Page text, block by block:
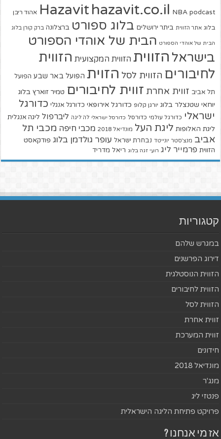
Hazavit hazavit.co.il NBA podcast אהוד ריבן
בלוג אתר הזווית ביתר ירושלים בלוג ספורט ברצלונה ברק קורן בלוג
הבית של אוהדי הספורט הבית של אוהדי הספורט
בישראל הזווית הזווית המקצועית הזווית
לחיבורים הזווית לסל הזוית הפועל באר שבע הפועל
תל אביב זווית אחרת זווית לחיבורים טמיר זוארץ בלוג
יוחאי שטנצלר בלוג יורגן קלופ כדורגל אירופאי כדורגל אנגלי כדורגל
ישראלי כדורגל עולמי כדורסל כדורסל ישראלי לה ליגה ליברפול ליגה אנגלית
ליגת האלופות ליגת העל מונדיאל 2018 מכבי חיפה מכבי תל
אביב מנצ'סטר יונייטד נבחרת ישראל עופר גולדמן בלוג פודקאסט
הזווית פרמייר ליג רועי זגה בלוג ריאל מדריד
קטגוריות
במגרש שלהם
דירוג הפרשנים
הזווית הנוסטלגית
הזווית לחיבורים
הזווית לסל
זווית אחרת
זווית המערכת
חידונים
מונדיאל 2018
מנג'ר
פנטזי ליג
פרויקט פתיחת הליגה הישראלית
אז מי אנחנו ?